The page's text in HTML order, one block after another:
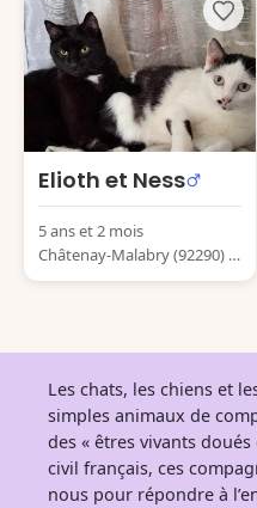
Elioth et Ness
5 ans et 2 mois
Châtenay-Malabry (92290) F
rance
Les chats, les chiens et
simples animaux de
des « êtres vivants
civil français, ces
nous pour répondre à